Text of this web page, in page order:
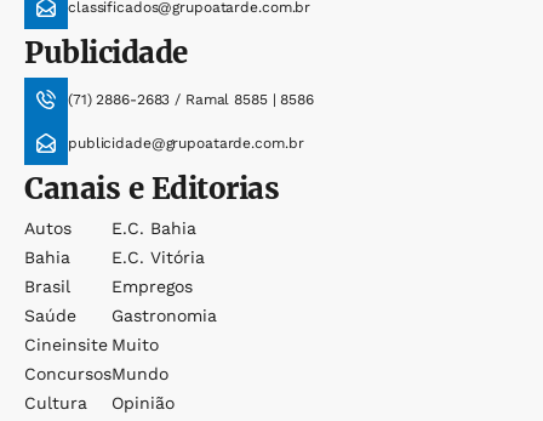
classificados@grupoatarde.com.br
Publicidade
(71) 2886-2683 / Ramal 8585 | 8586
publicidade@grupoatarde.com.br
Canais e Editorias
Autos
Bahia
Brasil
Saúde
Cineinsite
Concursos
Cultura
E.c. Bahia
E.c. Vitória
Empregos
Gastronomia
Muito
Mundo
Opinião